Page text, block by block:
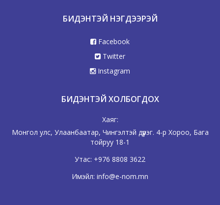
БИДЭНТЭЙ НЭГДЭЭРЭЙ
Facebook
Twitter
Instagram
БИДЭНТЭЙ ХОЛБОГДОХ
Хаяг:
Монгол улс, Улаанбаатар, Чингэлтэй дүүрэг. 4-р Хороо, Бага
тойруу 18-1
Утас: +976 8808 3622
Имэйл: info@e-nom.mn